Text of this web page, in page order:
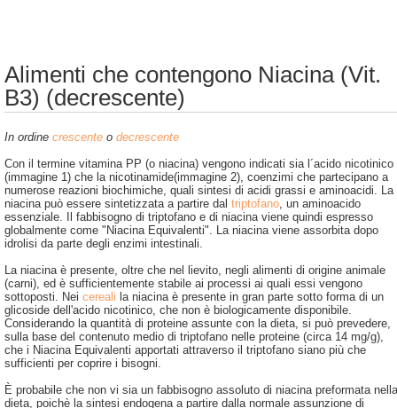
Alimenti che contengono Niacina (Vit.
B3) (decrescente)
In ordine crescente o decrescente
Con il termine vitamina PP (o niacina) vengono indicati sia l´acido nicotinico
(immagine 1) che la nicotinamide(immagine 2), coenzimi che partecipano a
numerose reazioni biochimiche, quali sintesi di acidi grassi e aminoacidi. La
niacina può essere sintetizzata a partire dal triptofano, un aminoacido
essenziale. Il fabbisogno di triptofano e di niacina viene quindi espresso
globalmente come "Niacina Equivalenti". La niacina viene assorbita dopo
idrolisi da parte degli enzimi intestinali.
La niacina è presente, oltre che nel lievito, negli alimenti di origine animale
(carni), ed è sufficientemente stabile ai processi ai quali essi vengono
sottoposti. Nei cereali la niacina è presente in gran parte sotto forma di un
glicoside dell'acido nicotinico, che non è biologicamente disponibile.
Considerando la quantità di proteine assunte con la dieta, si può prevedere,
sulla base del contenuto medio di triptofano nelle proteine (circa 14 mg/g),
che i Niacina Equivalenti apportati attraverso il triptofano siano più che
sufficienti per coprire i bisogni.
È probabile che non vi sia un fabbisogno assoluto di niacina preformata nella
dieta, poichè la sintesi endogena a partire dalla normale assunzione di